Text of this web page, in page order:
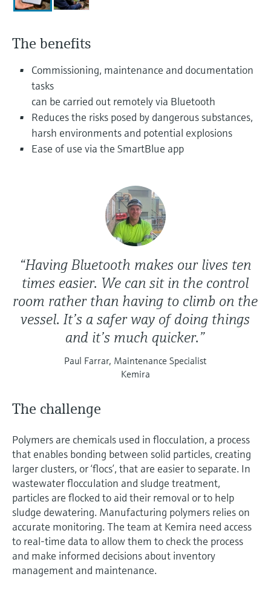
Encuentre información y documentación
Buscador de repuestos
Encuentre repuestos por raíz del producto,
código de pedido o número de serie
electromecánico
Medición de nivel por barrera de
Level measurement with pressure
Ver todos
microondas
Memosens technology
Ver todos
la transparencia de los procesos
sólida y fundamentada
The benefits
Commissioning, maintenance and documentation
tasks
can be carried out remotely via Bluetooth
Reduces the risks posed by dangerous substances,
harsh environments and potential explosions
Ease of use via the SmartBlue app
“Having Bluetooth makes our lives ten
times easier. We can sit in the control
room rather than having to climb on the
vessel. It’s a safer way of doing things
and it’s much quicker.”
Paul Farrar, Maintenance Specialist
Kemira
The challenge
Polymers are chemicals used in flocculation, a process
that enables bonding between solid particles, creating
larger clusters, or ‘flocs’, that are easier to separate. In
wastewater flocculation and sludge treatment,
particles are flocked to aid their removal or to help
sludge dewatering. Manufacturing polymers relies on
accurate monitoring. The team at Kemira need access
to real-time data to allow them to check the process
and make informed decisions about inventory
management and maintenance.